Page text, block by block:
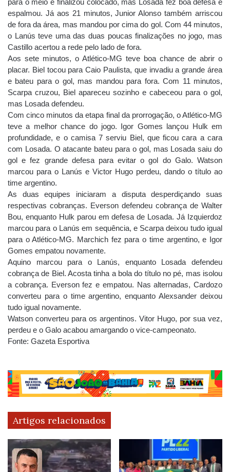
espalmou. Já aos 21 minutos, Junior Alonso também arriscou
de fora da área, mas mandou por cima do gol. Com 44 minutos,
o Lanús teve uma das duas poucas finalizações no jogo, mas
Castillo acertou a rede pelo lado de fora.
Aos sete minutos, o Atlético-MG teve boa chance de abrir o
placar. Biel tocou para Caio Paulista, que invadiu a grande área
e bateu para o gol, mas mandou para fora. Com 11 minutos,
Scarpa cruzou, Biel apareceu sozinho e cabeceou para o gol,
mas Losada defendeu.
Com cinco minutos da etapa final da prorrogação, o Atlético-MG
teve a melhor chance do jogo. Igor Gomes lançou Hulk em
profundidade, e o camisa 7 serviu Biel, que ficou cara a cara
com Losada. O atacante bateu para o gol, mas Losada saiu do
gol e fez grande defesa para evitar o gol do Galo. Watson
marcou para o Lanús e Victor Hugo perdeu, dando o título ao
time argentino.
As duas equipes iniciaram a disputa desperdiçando suas
respectivas cobranças. Everson defendeu cobrança de Walter
Bou, enquanto Hulk parou em defesa de Losada. Já Izquierdoz
marcou para o Lanús em sequência, e Scarpa deixou tudo igual
para o Atlético-MG. Marchich fez para o time argentino, e Igor
Gomes empatou novamente.
Aquino marcou para o Lanús, enquanto Losada defendeu
cobrança de Biel. Acosta tinha a bola do título no pé, mas isolou
a cobrança. Everson fez e empatou. Nas alternadas, Cardozo
converteu para o time argentino, enquanto Alexsander deixou
tudo igual novamente.
Watson converteu para os argentinos. Vitor Hugo, por sua vez,
perdeu e o Galo acabou amargando o vice-campeonato.
Fonte: Gazeta Esportiva
Artigos relacionados